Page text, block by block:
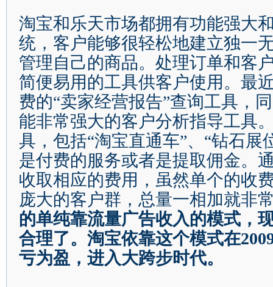
淘宝和乐天市场都拥有功能强大
统，客户能够很轻松地建立独一
管理自己的商品。处理订单和客
简便易用的工具供客户使用。最
费的“卖家经营报告”查询工具，
能非常强大的客户分析指导工具
具，包括“淘宝直通车”、 “钻石展
是付费的服务或者是提取佣金。
收取相应的费用，虽然单个的收
庞大的客户群，总量一相加就非
的单纯靠流量广告收入的模式，
合理了。淘宝依靠这个模式在
亏为盈，进入大跨步时代。